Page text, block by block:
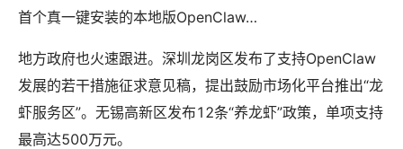
首个真一键安装的本地版OpenClaw…
地方政府也火速跟进。深圳龙岗区发布了支持OpenClaw
发展的若干措施征求意见稿，提出鼓励市场化平台推出“龙
虾服务区”。无锡高新区发布12条“养龙虾”政策，单项支持
最高达500万元。